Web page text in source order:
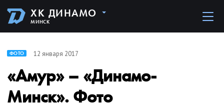
ХК ДИНАМО
МИНСК
ФОТО 12 января 2017
«Амур» – «Динамо-
Минск». Фото